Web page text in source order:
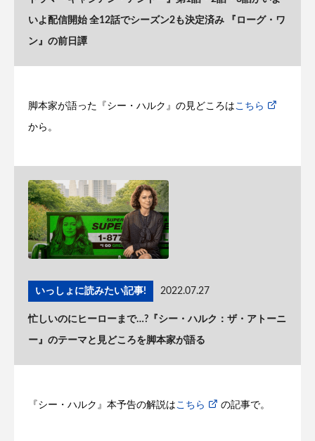
いよ配信開始 全12話でシーズン2も決定済み 『ローグ・ワ
ン』の前日譚
脚本家が語った『シー・ハルク』の見どころは こちら
から。
いっしょに読みたい記事! 2022.07.27
忙しいのにヒーローまで…?『シー・ハルク：ザ・アトーニ
ー』のテーマと見どころを脚本家が語る
『シー・ハルク』本予告の解説はこちら の記事で。